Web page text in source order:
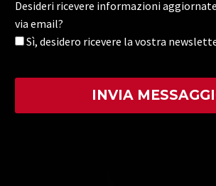
Desideri ricevere informazioni
via email?
Sì, desidero ricevere la vostra